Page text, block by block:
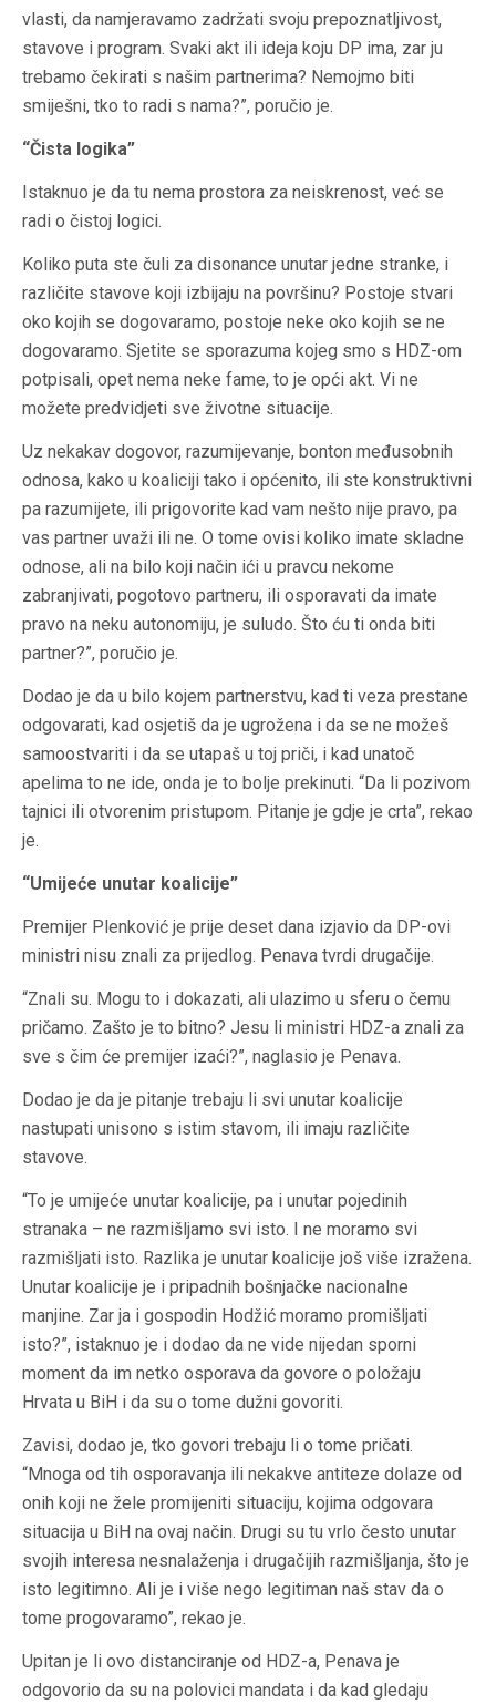
vlasti, da namjeravamo zadržati svoju prepoznatljivost,
stavove i program. Svaki akt ili ideja koju DP ima, zar ju
trebamo čekirati s našim partnerima? Nemojmo biti
smiješni, tko to radi s nama?”, poručio je.
“Čista logika”
Istaknuo je da tu nema prostora za neiskrenost, već se
radi o čistoj logici.
Koliko puta ste čuli za disonance unutar jedne stranke, i
različite stavove koji izbijaju na površinu? Postoje stvari
oko kojih se dogovaramo, postoje neke oko kojih se ne
dogovaramo. Sjetite se sporazuma kojeg smo s HDZ-om
potpisali, opet nema neke fame, to je opći akt. Vi ne
možete predvidjeti sve životne situacije.
Uz nekakav dogovor, razumijevanje, bonton međusobnih
odnosa, kako u koaliciji tako i općenito, ili ste konstruktivni
pa razumijete, ili prigovorite kad vam nešto nije pravo, pa
vas partner uvaži ili ne. O tome ovisi koliko imate skladne
odnose, ali na bilo koji način ići u pravcu nekome
zabranjivati, pogotovo partneru, ili osporavati da imate
pravo na neku autonomiju, je suludo. Što ću ti onda biti
partner?”, poručio je.
Dodao je da u bilo kojem partnerstvu, kad ti veza prestane
odgovarati, kad osjetiš da je ugrožena i da se ne možeš
samoostvariti i da se utapaš u toj priči, i kad unatoč
apelima to ne ide, onda je to bolje prekinuti. “Da li pozivom
tajnici ili otvorenim pristupom. Pitanje je gdje je crta”, rekao
je.
“Umijeće unutar koalicije”
Premijer Plenković je prije deset dana izjavio da DP-ovi
ministri nisu znali za prijedlog. Penava tvrdi drugačije.
“Znali su. Mogu to i dokazati, ali ulazimo u sferu o čemu
pričamo. Zašto je to bitno? Jesu li ministri HDZ-a znali za
sve s čim će premijer izaći?”, naglasio je Penava.
Dodao je da je pitanje trebaju li svi unutar koalicije
nastupati unisono s istim stavom, ili imaju različite
stavove.
“To je umijeće unutar koalicije, pa i unutar pojedinih
stranaka – ne razmišljamo svi isto. I ne moramo svi
razmišljati isto. Razlika je unutar koalicije još više izražena.
Unutar koalicije je i pripadnih bošnjačke nacionalne
manjine. Zar ja i gospodin Hodžić moramo promišljati
isto?”, istaknuo je i dodao da ne vide nijedan sporni
moment da im netko osporava da govore o položaju
Hrvata u BiH i da su o tome dužni govoriti.
Zavisi, dodao je, tko govori trebaju li o tome pričati.
“Mnoga od tih osporavanja ili nekakve antiteze dolaze od
onih koji ne žele promijeniti situaciju, kojima odgovara
situacija u BiH na ovaj način. Drugi su tu vrlo često unutar
svojih interesa nesnalaženja i drugačijih razmišljanja, što je
isto legitimno. Ali je i više nego legitiman naš stav da o
tome progovaramo”, rekao je.
Upitan je li ovo distanciranje od HDZ-a, Penava je
odgovorio da su na polovici mandata i da kad gledaju